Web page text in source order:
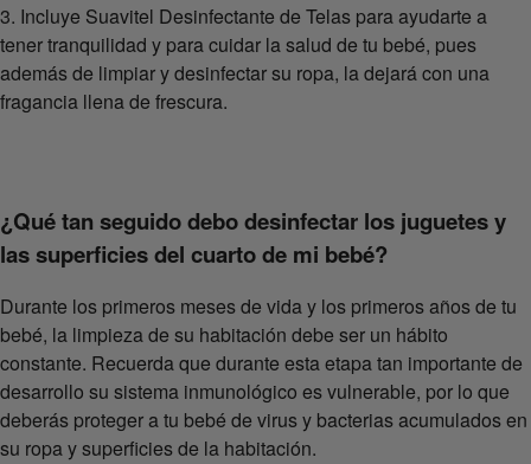
3. Incluye Suavitel Desinfectante de Telas para ayudarte a
tener tranquilidad y para cuidar la salud de tu bebé, pues
además de limpiar y desinfectar su ropa, la dejará con una
fragancia llena de frescura.
¿Qué tan seguido debo desinfectar los juguetes y
las superficies del cuarto de mi bebé?
Durante los primeros meses de vida y los primeros años de tu
bebé, la limpieza de su habitación debe ser un hábito
constante. Recuerda que durante esta etapa tan importante de
desarrollo su sistema inmunológico es vulnerable, por lo que
deberás proteger a tu bebé de virus y bacterias acumulados en
su ropa y superficies de la habitación.